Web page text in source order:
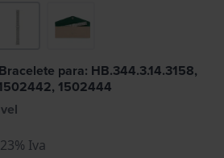
para: HB.344.3.14.3158,
1502444
Iva